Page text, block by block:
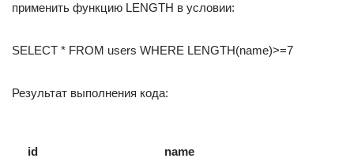
применить функцию LENGTH в условии:
SELECT * FROM users WHERE LENGTH(name)>=7
Результат выполнения кода:
id
name